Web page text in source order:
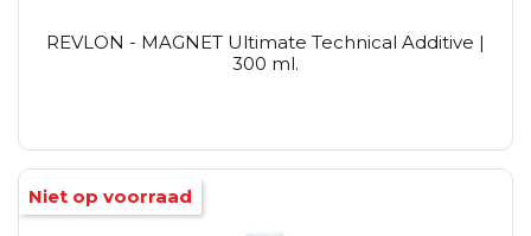
REVLON - MAGNET Ultimate Technical Additive |
300 ml.
Niet op voorraad